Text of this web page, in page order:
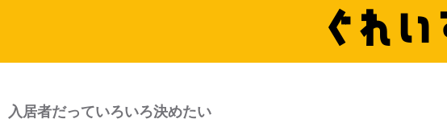
ぐれ
入居者だっていろいろ決めたい